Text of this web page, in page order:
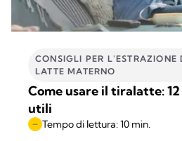
CONSIGLI PER L'ESTRAZIONE
LATTE MATERNO
Come usare il tiralatte:
utili
Tempo di lettura: 10 min.